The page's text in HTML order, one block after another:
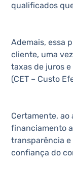
qualificados
Ademais, essa
cliente, uma
taxas de juros
(CET – Custo
Certamente,
financiamento
transparência
confiança do